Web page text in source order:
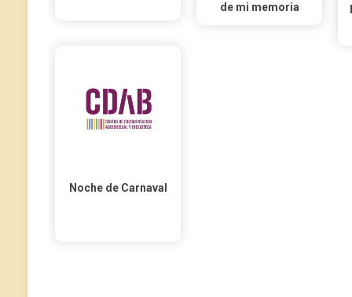
de mi memoria
Noche de Carnaval